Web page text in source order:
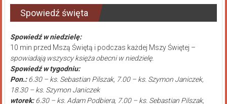
Spowiedź święta
Spowiedź w niedzielę:
10 min przed Mszą Świętą i podczas każdej Mszy Świętej –
spowiadają wszyscy księża obecni w niedzielę.
Spowiedź w tygodniu:
Pon.:6.30 – ks. Sebastian Pilszak, 7.00 – ks. Szymon Janiczek,
18.30 – ks. Szymon Janiczek
wtorek:6.30 – ks. Adam Podbiera, 7.00 – ks. Sebastian Pilszak,